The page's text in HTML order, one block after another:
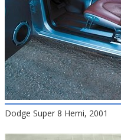
Dodge Super 8 Hemi, 2001